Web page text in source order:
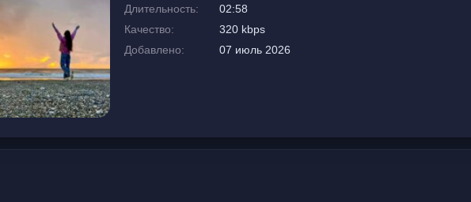
Длительность:
02:58
Качество:
320 kbps
Добавлено:
07 июль 2026